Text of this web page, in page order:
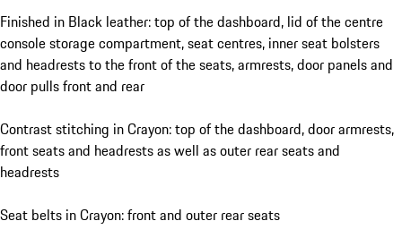
Finished in Black leather: top of the dashboard, lid of the centre
console storage compartment, seat centres, inner seat bolsters
and headrests to the front of the seats, armrests, door panels and
door pulls front and rear
Contrast stitching in Crayon: top of the dashboard, door armrests,
front seats and headrests as well as outer rear seats and
headrests
Seat belts in Crayon: front and outer rear seats